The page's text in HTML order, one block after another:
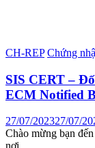
CH-REP Chứng
SIS CERT –
ECM Notified
27/07/202327/07/
Chào mừng bạn